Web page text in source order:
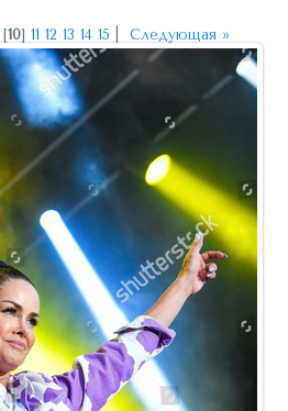
[10] 11 12 13 14 15 Следующая »